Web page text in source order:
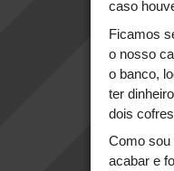
caso
Ficamos
o nosso
o banco,
ter
dois
Como
acabar e